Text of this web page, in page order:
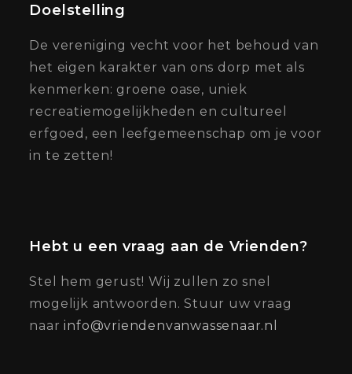
Doelstelling
De vereniging vecht voor het behoud van
het eigen karakter van ons dorp met als
kenmerken: groene oase, uniek
recreatiemogelijkheden en cultureel
erfgoed, een leefgemeenschap om je voor
in te zetten!
Hebt u een vraag aan de Vrienden?
Stel hem gerust! Wij zullen zo snel
mogelijk antwoorden. Stuur uw vraag
naarinfo@vriendenvanwassenaar.nl